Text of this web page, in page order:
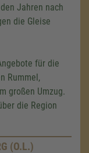
Jahren nach
die Gleise
für die
Rummel,
großen Umzug.
die Region
(O.L.)